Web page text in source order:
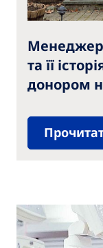
Менеджер
та її
донором